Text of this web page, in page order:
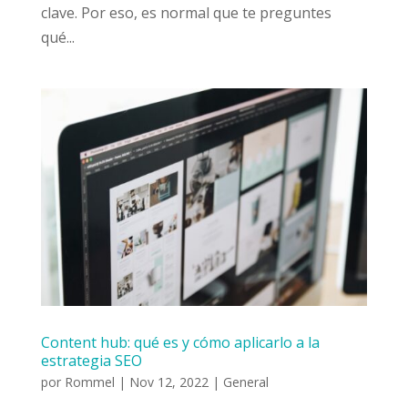
clave. Por eso, es normal que te preguntes
qué...
Content hub: qué es y cómo aplicarlo a la
estrategia SEO
por Rommel | Nov 12, 2022| General